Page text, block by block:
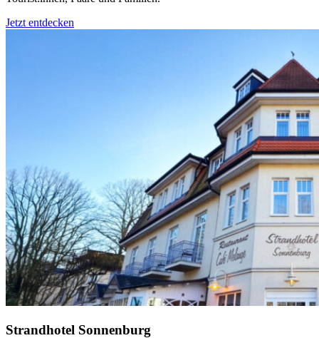
Jetzt entdecken
Strandhotel Sonnenburg